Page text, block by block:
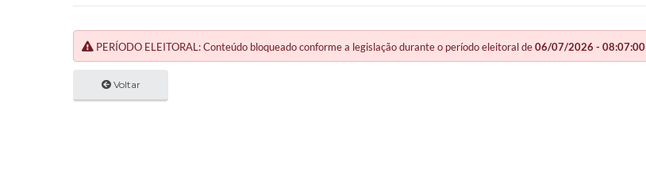
PERÍODO ELEITORAL: Conteúdo bloqueado conforme a legislação durante o período eleitoral de06/07/2026 - 08:07:00
Voltar